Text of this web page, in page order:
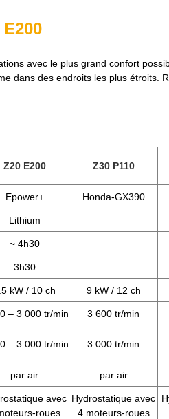
avec le plus grand confort
dans des endroits les plus étroits.
Z20 E200 Z30 P110
Epower+ Honda-GX390
Lithium
~ 4h30
3h30
kW / 10 ch 9 kW / 12 ch
– 3 000 tr/min 3 600 tr/min
– 3 000 tr/min 3 000 tr/min
par air par air
avec
roues
Hydrostatique avec
4 moteurs-roues